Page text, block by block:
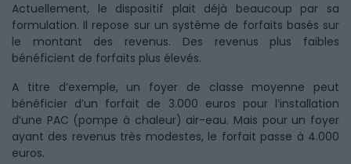
Actuellement, le dispositif plait déjà beaucoup par sa
formulation. Il repose sur un système de forfaits basés sur
le montant des revenus. Des revenus plus faibles
bénéficient de forfaits plus élevés.
A titre d’exemple, un foyer de classe moyenne peut
bénéficier d’un forfait de 3.000 euros pour l’installation
d’une PAC (pompe à chaleur) air-eau. Mais pour un foyer
ayant des revenus très modestes, le forfait passe à 4.000
euros.